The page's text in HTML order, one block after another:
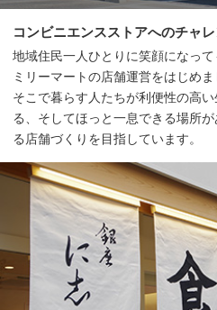
コンビニエンスストアへのチャ
地域住民一人ひとりに笑顔になっ
ミリーマートの店舗運営をはじめ
そこで暮らす人たちが利便性の高
る、そしてほっと一息できる場所
る店舗づくりを目指しています。